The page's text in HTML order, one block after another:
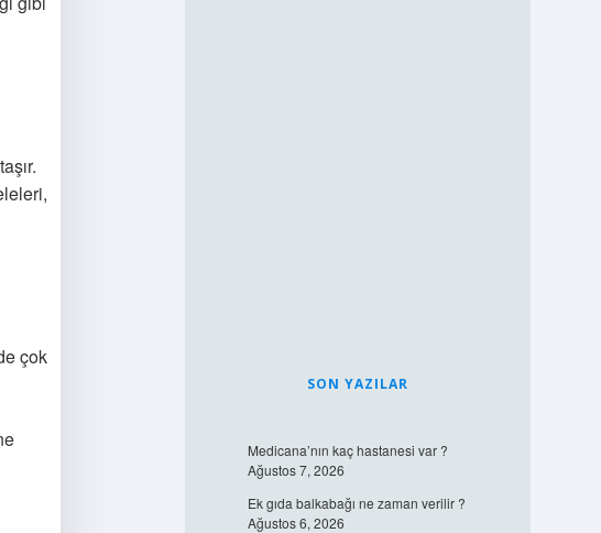
çok
SON YAZILAR
Medicana’nın kaç hastanesi var ?
Ağustos 7, 2026
Ek gıda balkabağı ne zaman verilir ?
Ağustos 6, 2026